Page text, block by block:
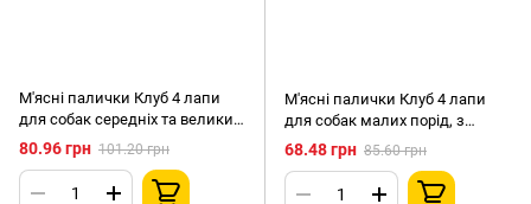
М'ясні палички Клуб 4 лапи
для собак середніх та великих
порід, з куркою, 3х20 г
80.96 грн 101.20 грн
М'ясні палички Клуб 4 лапи
для собак малих порід, з
індичкою, 3х12 г
68.48 грн 85.60 грн